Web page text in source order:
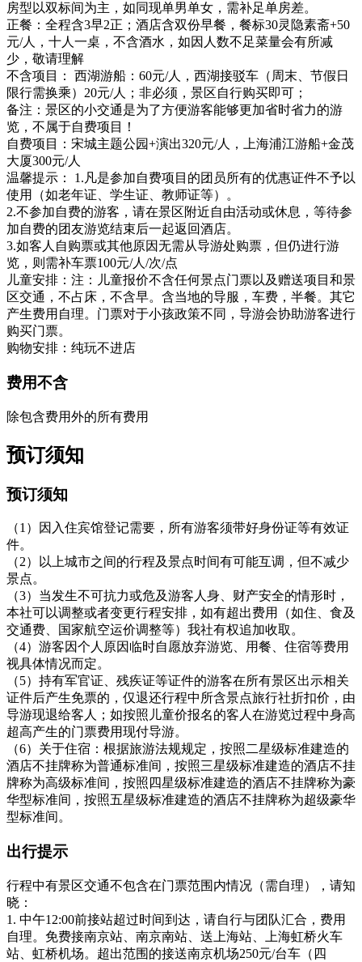
房型以双标间为主，如同现单男单女，需补足单房差。
正餐：全程含3早2正；酒店含双份早餐，餐标30灵隐素斋+50
元/人，十人一桌，不含酒水，如因人数不足菜量会有所减
少，敬请理解
不含项目： 西湖游船：60元/人，西湖接驳车（周末、节假日
限行需换乘）20元/人；非必须，景区自行购买即可；
备注：景区的小交通是为了方便游客能够更加省时省力的游
览，不属于自费项目！
自费项目：宋城主题公园+演出320元/人，上海浦江游船+金茂
大厦300元/人
温馨提示： 1.凡是参加自费项目的团员所有的优惠证件不予以
使用（如老年证、学生证、教师证等）。
2.不参加自费的游客，请在景区附近自由活动或休息，等待参
加自费的团友游览结束后一起返回酒店。
3.如客人自购票或其他原因无需从导游处购票，但仍进行游
览，则需补车票100元/人/次/点
儿童安排：注：儿童报价不含任何景点门票以及赠送项目和景
区交通，不占床，不含早。含当地的导服，车费，半餐。其它
产生费用自理。门票对于小孩政策不同，导游会协助游客进行
购买门票。
购物安排：纯玩不进店
费用不含
除包含费用外的所有费用
预订须知
预订须知
（1）因入住宾馆登记需要，所有游客须带好身份证等有效证
件。
（2）以上城市之间的行程及景点时间有可能互调，但不减少
景点。
（3）当发生不可抗力或危及游客人身、财产安全的情形时，
本社可以调整或者变更行程安排，如有超出费用（如住、食及
交通费、国家航空运价调整等）我社有权追加收取。
（4）游客因个人原因临时自愿放弃游览、用餐、住宿等费用
视具体情况而定。
（5）持有军官证、残疾证等证件的游客在所有景区出示相关
证件后产生免票的，仅退还行程中所含景点旅行社折扣价，由
导游现退给客人；如按照儿童价报名的客人在游览过程中身高
超高产生的门票费用现付导游。
（6）关于住宿：根据旅游法规规定，按照二星级标准建造的
酒店不挂牌称为普通标准间，按照三星级标准建造的酒店不挂
牌称为高级标准间，按照四星级标准建造的酒店不挂牌称为豪
华型标准间，按照五星级标准建造的酒店不挂牌称为超级豪华
型标准间。
出行提示
行程中有景区交通不包含在门票范围内情况（需自理），请知
晓：
1. 中午12:00前接站超过时间到达，请自行与团队汇合，费用
自理。免费接南京站、南京南站、送上海站、上海虹桥火车
站、虹桥机场。超出范围的接送南京机场250元/台车（四